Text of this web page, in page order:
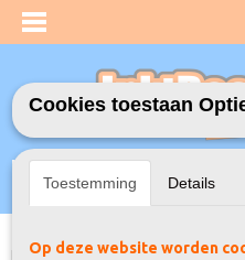
Inloggen Registreren
Home>Toners>35A Toner
Cookies toestaan
Toestemming Details
Op deze website worden